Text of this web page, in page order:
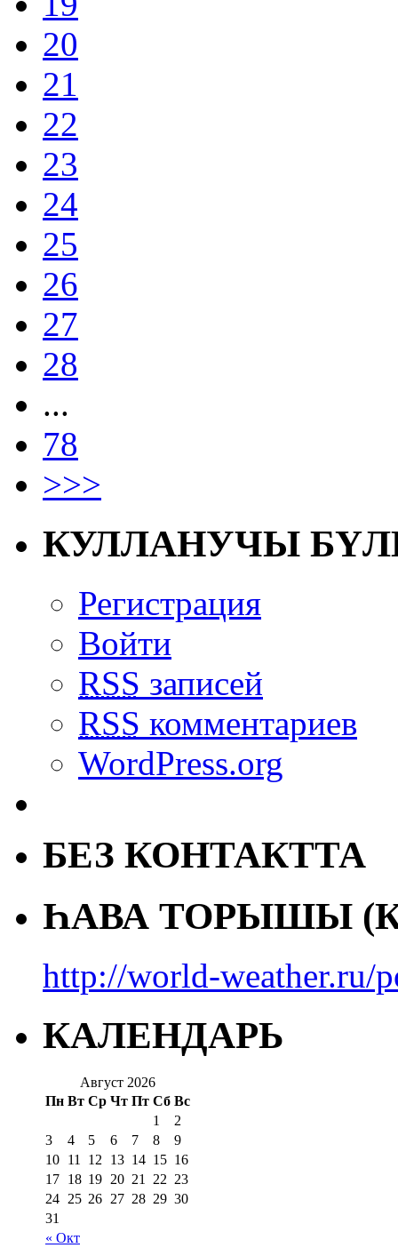
20
21
22
23
24
25
26
27
28
...
78
>>>
КУЛЛАНУЧЫ
Регистрация
Войти
RSS записей
RSS комментариев
WordPress.org
БЕЗ КОНТАКТТА
ҺАВА ТОРЫШЫ
http://world-weather.ru/
КАЛЕНДАРЬ
Август 2026
Пн Вт Ср Чт Пт Сб Вс
« Окт
1
2
3
4 5 6 7 8
9
10 11 12 13 14 15 16
17 18 19 20 21 22 23
24 25 26 27 28 29 30
31